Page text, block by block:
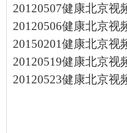
20120507健康北京视
20120506健康北京视
20150201健康北京视
20120519健康北京视
20120523健康北京视